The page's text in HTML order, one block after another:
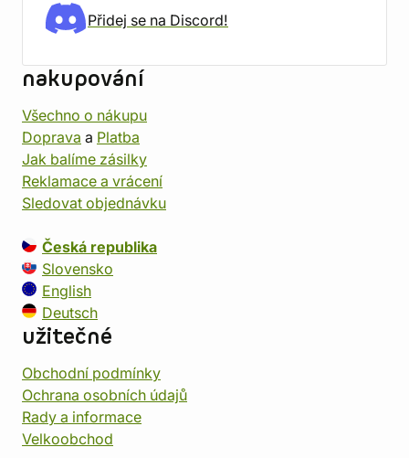
Přidej se na Discord!
nakupování
Všechno o nákupu
Doprava a Platba
Jak balíme zásilky
Reklamace a vrácení
Sledovat objednávku
Česká republika
Slovensko
English
Deutsch
užitečné
Obchodní podmínky
Ochrana osobních údajů
Rady a informace
Velkoobchod